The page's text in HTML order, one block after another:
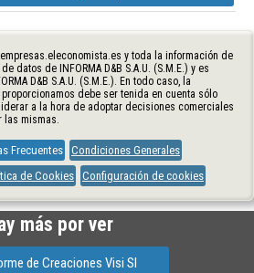
y toda la información de
datos de INFORMA D&B S.A.U. (S.M.E.) y es
D&B S.A.U. (S.M.E.). En todo caso, la
debe ser tenida en cuenta sólo
a la hora de adoptar decisiones comerciales
las mismas.
Frecuentes
Condiciones Generales
de Cookies Configuración de cookies
más por ver
de Creaciones Visi Sl